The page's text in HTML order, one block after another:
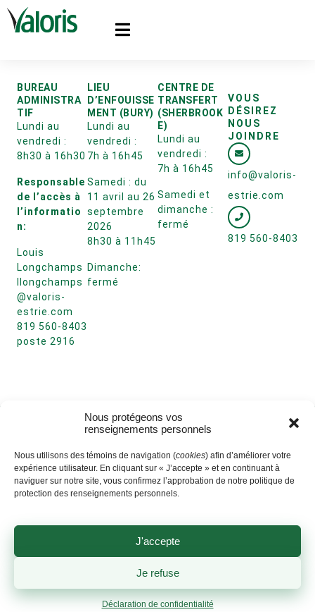
Nous protégeons vos
renseignements personnels
Nous utilisons des témoins de navigation (cookies) afin d’améliorer votre
expérience utilisateur. En cliquant sur « J’accepte » et en continuant à
naviguer sur notre site, vous confirmez l’approbation de notre politique de
protection des renseignements personnels.
J'accepte
Je refuse
Déclaration de confidentialité
BUREAU
ADMINISTRA
TIF
Lundi au
vendredi :
8h30 à 16h30
Responsable
de l’accès à
l’informatio
n:
Louis
Longchamps
llongchamps
@valoris-
estrie.com
819 560-8403
poste 2916
LIEU
D’ENFOUISSE
MENT (BURY)
Lundi au
vendredi :
7h à 16h45
Samedi : du
11 avril au 26
septembre
2026
8h30 à 11h45
Dimanche:
fermé
CENTRE DE
TRANSFERT
(SHERBROOK
E)
Lundi au
vendredi :
7h à 16h45
Samedi et
dimanche :
fermé
VOUS
DÉSIREZ
NOUS
JOINDRE
info@valoris-
estrie.com
819 560-8403